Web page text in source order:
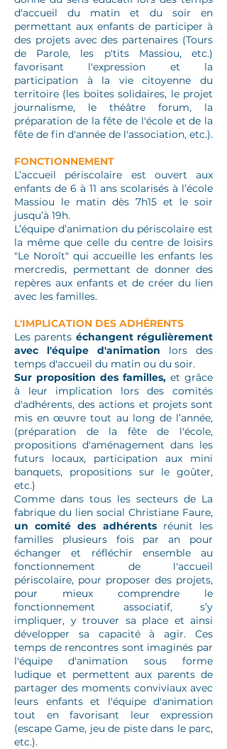
d'accueil du matin et du soir en
permettant aux enfants de participer à
des projets avec des partenaires (Tours
de Parole, les p'tits Massiou, etc.)
favorisant l'expression et la
participation à la vie citoyenne du
territoire (les boites solidaires, le projet
journalisme, le théâtre forum, la
préparation de la fête de l'école et de la
fête de fin d'année de l'association, etc.).
FONCTIONNEMENT
L’accueil périscolaire est ouvert aux
enfants de 6 à 11 ans scolarisés à l’école
Massiou le matin dès 7h15 et le soir
jusqu’à 19h.
L’équipe d’animation du périscolaire est
la même que celle du centre de loisirs
"Le Noroît" qui accueille les enfants les
mercredis, permettant de donner des
repères aux enfants et de créer du lien
avec les familles.
​L'IMPLICATION DES ADHÉRENTS
Les parents échangent régulièrement
avec l'équipe d'animation lors des
temps d'accueil du matin ou du soir.
Sur proposition des familles, et grâce
à leur implication lors des comités
d'adhérents, des actions et projets sont
mis en œuvre tout au long de l’année,
(préparation de la fête de l'école,
propositions d'aménagement dans les
futurs locaux, participation aux mini
banquets, propositions sur le goûter,
etc.)
Comme dans tous les secteurs de La
fabrique du lien social Christiane Faure,
un comité des adhérentsréunit les
familles plusieurs fois par an pour
échanger et réfléchir ensemble au
fonctionnement de l'accueil
périscolaire, pour proposer des projets,
pour mieux comprendre le
fonctionnement associatif, s’y
impliquer, y trouver sa place et ainsi
développer sa capacité à agir. Ces
temps de rencontres sont imaginés par
l'équipe d'animation sous forme
ludique et permettent aux parents de
partager des moments conviviaux avec
leurs enfants et l'équipe d'animation
tout en favorisant leur expression
(escape Game, jeu de piste dans le parc,
etc.).